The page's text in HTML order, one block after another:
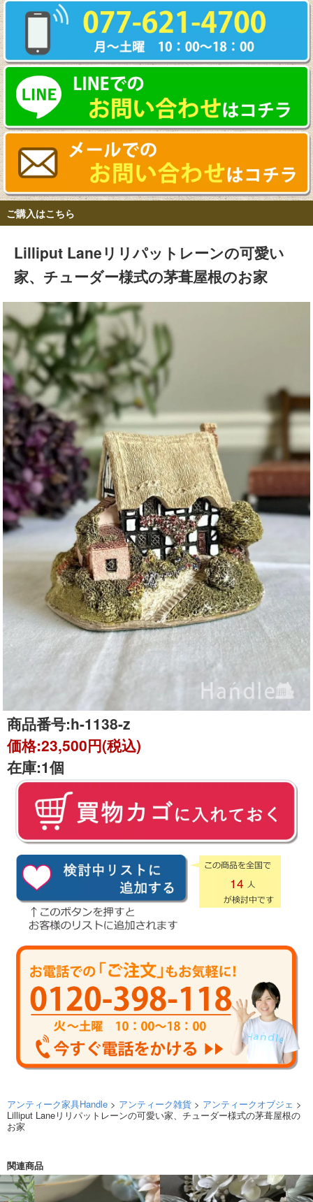
ご購入はこちら
Lilliput Laneリリパットレーンの可愛い
家、チューダー様式の茅葺屋根のお家
商品番号:h-1138-z
価格:23,500円(税込)
在庫:1個
14
アンティーク家具Handle > アンティーク雑貨 > アンティークオブジェ >
Lilliput Laneリリパットレーンの可愛い家、チューダー様式の茅葺屋根の
お家
関連商品